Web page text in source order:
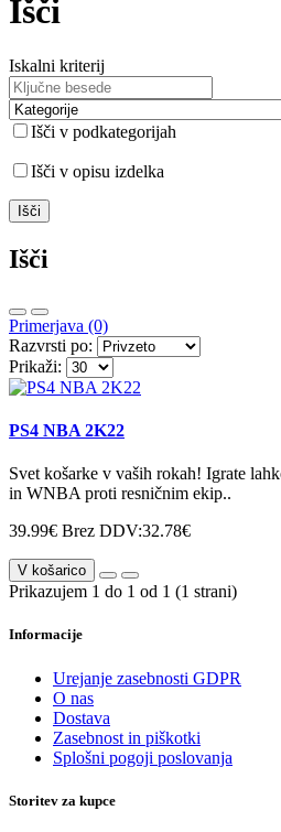
Išči
Iskalni kriterij
Išči v podkategorijah
Išči v opisu izdelka
Išči
Primerjava (0)
Razvrsti po:
Prikaži:
PS4 NBA 2K22
Svet košarke v vaših rokah! Igrate
in WNBA proti resničnim ekip..
39.99€ Brez DDV:32.78€
V košarico
Prikazujem 1 do 1 od 1 (1 strani)
Informacije
Urejanje zasebnosti GDPR
O nas
Dostava
Zasebnost in piškotki
Splošni pogoji poslovanja
Storitev za kupce